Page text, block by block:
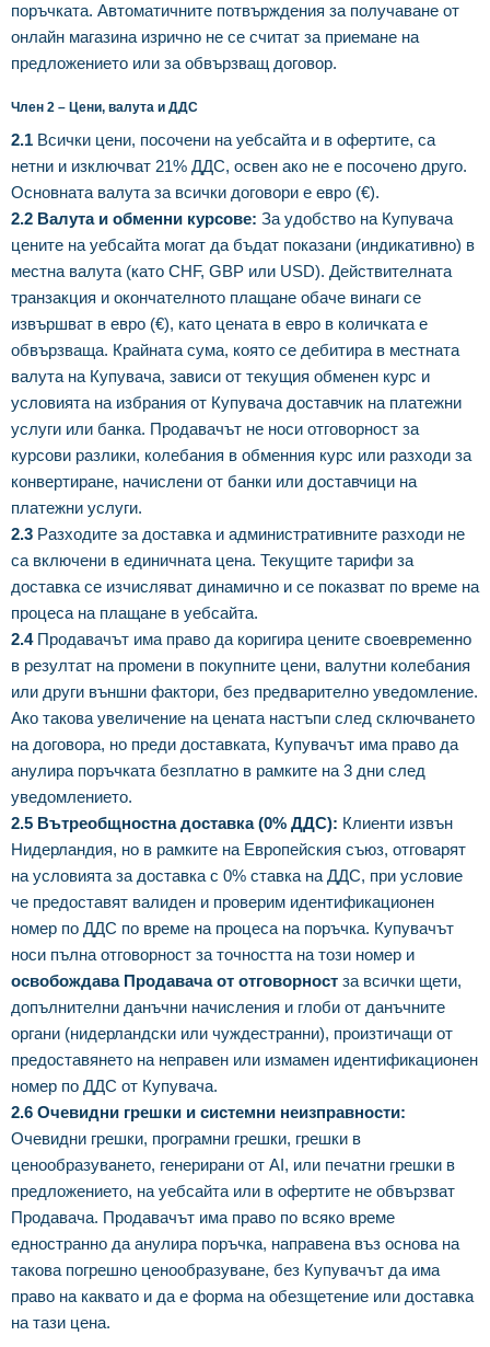
поръчката. Автоматичните потвърждения за получаване от
онлайн магазина изрично не се считат за приемане на
предложението или за обвързващ договор.
Член 2 – Цени, валута и ДДС
2.1 Всички цени, посочени на уебсайта и в офертите, са
нетни и изключват 21% ДДС, освен ако не е посочено друго.
Основната валута за всички договори е евро (€).
2.2 Валута и обменни курсове: За удобство на Купувача
цените на уебсайта могат да бъдат показани (индикативно) в
местна валута (като CHF, GBP или USD). Действителната
транзакция и окончателното плащане обаче винаги се
извършват в евро (€), като цената в евро в количката е
обвързваща. Крайната сума, която се дебитира в местната
валута на Купувача, зависи от текущия обменен курс и
условията на избрания от Купувача доставчик на платежни
услуги или банка. Продавачът не носи отговорност за
курсови разлики, колебания в обменния курс или разходи за
конвертиране, начислени от банки или доставчици на
платежни услуги.
2.3 Разходите за доставка и административните разходи не
са включени в единичната цена. Текущите тарифи за
доставка се изчисляват динамично и се показват по време на
процеса на плащане в уебсайта.
2.4Продавачът има право да коригира цените своевременно
в резултат на промени в покупните цени, валутни колебания
или други външни фактори, без предварително уведомление.
Ако такова увеличение на цената настъпи след сключването
на договора, но преди доставката, Купувачът има право да
анулира поръчката безплатно в рамките на 3 дни след
уведомлението.
2.5 Вътреобщностна доставка (0% ДДС): Клиенти извън
Нидерландия, но в рамките на Европейския съюз, отговарят
на условията за доставка с 0% ставка на ДДС, при условие
че предоставят валиден и проверим идентификационен
номер по ДДС по време на процеса на поръчка. Купувачът
носи пълна отговорност за точността на този номер и
освобождава Продавача от отговорност за всички щети,
допълнителни данъчни начисления и глоби от данъчните
органи (нидерландски или чуждестранни), произтичащи от
предоставянето на неправен или измамен идентификационен
номер по ДДС от Купувача.
2.6 Очевидни грешки и системни неизправности:
Очевидни грешки, програмни грешки, грешки в
ценообразуването, генерирани от AI, или печатни грешки в
предложението, на уебсайта или в офертите не обвързват
Продавача. Продавачът има право по всяко време
едностранно да анулира поръчка, направена въз основа на
такова погрешно ценообразуване, без Купувачът да има
право на каквато и да е форма на обезщетение или доставка
на тази цена.